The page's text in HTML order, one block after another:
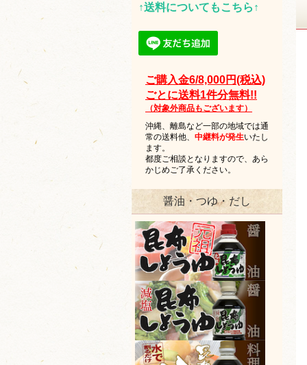
↑送料についてもこちら↑
ご購入金6/8,000円(税込)
ごとに送料1件分無料!!
（対象外商品もございます）
沖縄、離島など一部の地域では通
常の送料他、 中継料が発生いたし
ます。
都度ご相談となりますので、あら
かじめご了承ください。
醤油・つゆ・だし